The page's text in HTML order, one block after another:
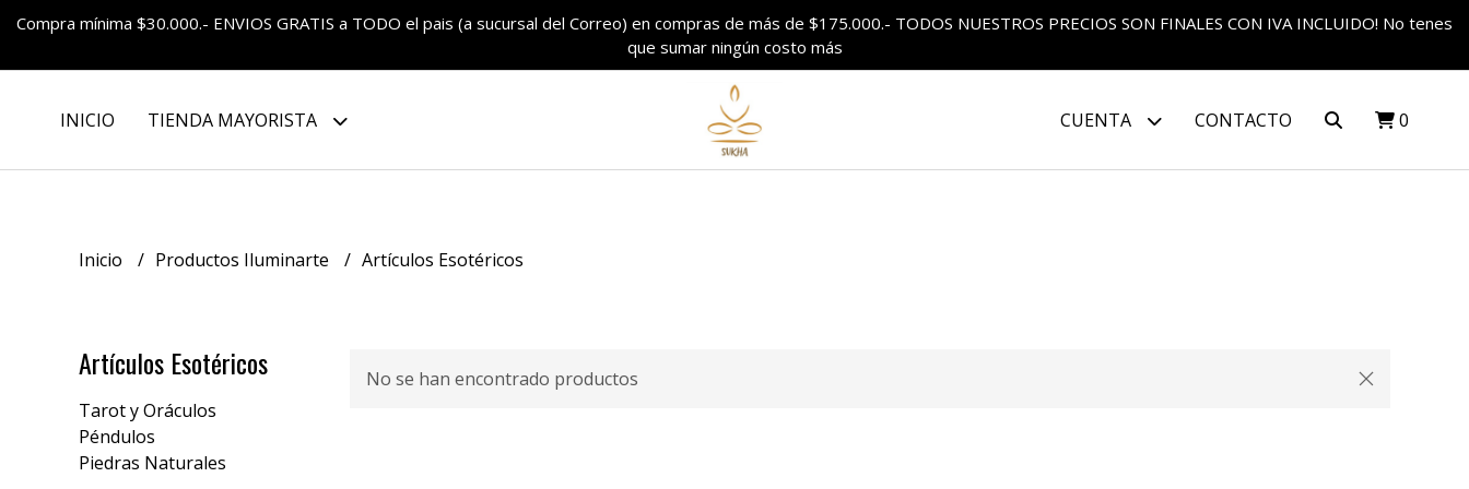
Compra mínima $30.000.- ENVIOS GRATIS a TODO el pais (a sucursal del Correo) en compras de más de $175.000.- TODOS NUESTROS PRECIOS SON FINALES CON IVA INCLUIDO! No tenes
que sumar ningún costo más
INICIO TIENDA MAYORISTA CUENTA CONTACTO 0
Inicio Productos Iluminarte Artículos Esotéricos
Artículos Esotéricos
Tarot y Oráculos
Péndulos
Piedras Naturales
No se han encontrado productos